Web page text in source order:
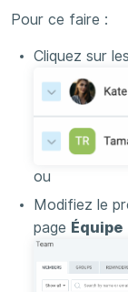
Pour ce faire :
Cliquez sur
ou
Modifiez le
page Équipe